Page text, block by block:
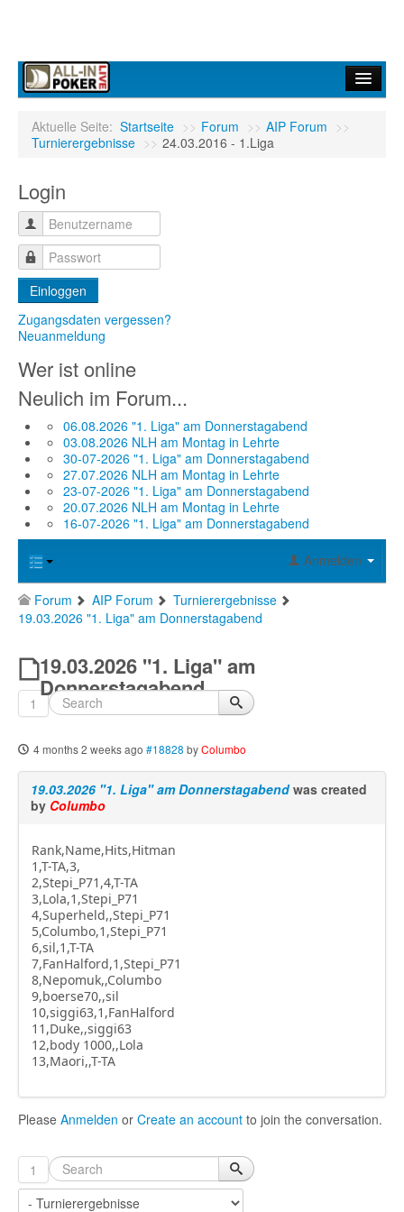
Forum
Infos
Turniere
Ergebnisdienst
Community
Aktuelle Seite: Startseite >> Forum >> AIP Forum >>
Turnierergebnisse >> 24.03.2016 - 1.Liga
Login
Einloggen
Zugangsdaten vergessen?
Neuanmeldung
Wer ist online
Neulich im Forum...
06.08.2026 "1. Liga" am Donnerstagabend
03.08.2026 NLH am Montag in Lehrte
30-07-2026 "1. Liga" am Donnerstagabend
27.07.2026 NLH am Montag in Lehrte
23-07-2026 "1. Liga" am Donnerstagabend
20.07.2026 NLH am Montag in Lehrte
16-07-2026 "1. Liga" am Donnerstagabend
Anmelden
Forum AIP Forum
Turnierergebnisse
19.03.2026 "1. Liga" am Donnerstagabend
19.03.2026 "1. Liga" am
Donnerstagabend
1
4 months 2 weeks ago #18828 byColumbo
19.03.2026 "1. Liga" am Donnerstagabendwas created
by Columbo
Rank,Name,Hits,Hitman
1,T-TA,3,
2,Stepi_P71,4,T-TA
3,Lola,1,Stepi_P71
4,Superheld,,Stepi_P71
5,Columbo,1,Stepi_P71
6,sil,1,T-TA
7,FanHalford,1,Stepi_P71
8,Nepomuk,,Columbo
9,boerse70,,sil
10,siggi63,1,FanHalford
11,Duke,,siggi63
12,body 1000,,Lola
13,Maori,,T-TA
Please Anmelden or Create an account to join the conversation.
1